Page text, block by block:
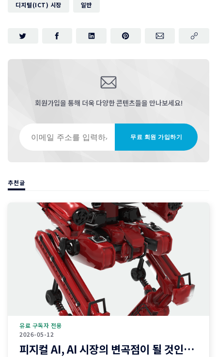
디지털(ICT) 시장 일반
회원가입을 통해 더욱 다양한 콘텐츠들을 만나보세요!
무료 회원 가입하기
추천글
2026-05-12
유료 구독자 전용
피지컬 AI, AI 시장의 변곡점이 될 것인가?